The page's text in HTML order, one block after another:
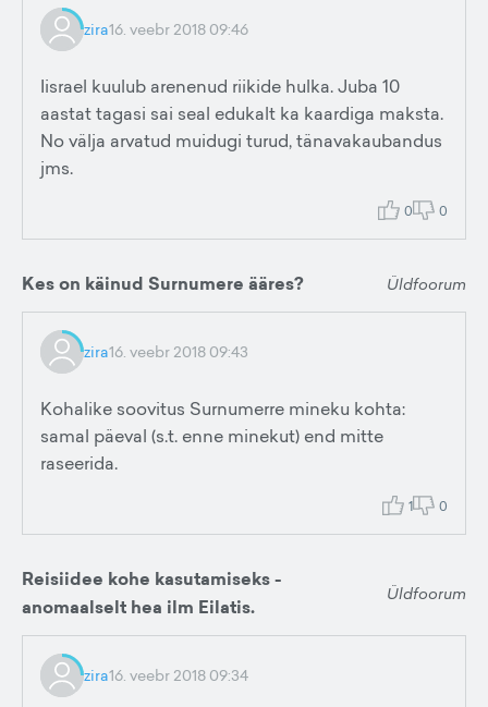
zira16. veebr 2018 09:46
Iisrael kuulub arenenud riikide hulka. Juba 10
aastat tagasi sai seal edukalt ka kaardiga maksta.
No välja arvatud muidugi turud, tänavakaubandus
jms.
0 0
Kes on käinud Surnumere ääres? Üldfoorum
zira16. veebr 2018 09:43
Kohalike soovitus Surnumerre mineku kohta:
samal päeval (s.t. enne minekut) end mitte
raseerida.
1 0
Reisiidee kohe kasutamiseks -
anomaalselt hea ilm Eilatis.
Üldfoorum
zira16. veebr 2018 09:34